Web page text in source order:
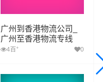
广州到香港物流公司_
广州至香港物流专线
4百 + 0